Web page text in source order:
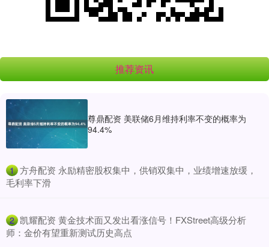
推荐资讯
尊鼎配资 美联储6月维持利率不变的概率为
94.4%
1 ​方舟配资 永励精密股权集中，供销双集中，业绩增速放缓，
毛利率下滑
2 ​凯耀配资 黄金技术面又发出看涨信号！FXStreet高级分析
师：金价有望重新测试历史高点